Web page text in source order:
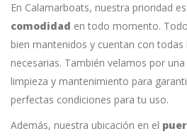
En Calamarboats, nuestra prioridad
comodidad en todo momento.
bien mantenidos y cuentan con todas
necesarias. También velamos por
limpieza y mantenimiento para
perfectas condiciones para tu uso.
Además, nuestra ubicación en el